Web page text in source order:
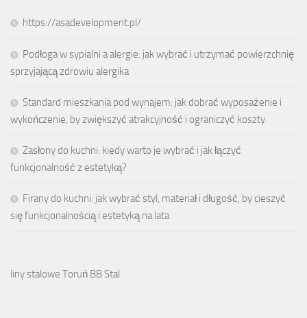
https://asadevelopment.pl/
Podłoga w sypialni a alergie: jak wybrać i utrzymać powierzchnię
sprzyjającą zdrowiu alergika
Standard mieszkania pod wynajem: jak dobrać wyposażenie i
wykończenie, by zwiększyć atrakcyjność i ograniczyć koszty
Zasłony do kuchni: kiedy warto je wybrać i jak łączyć
funkcjonalność z estetyką?
Firany do kuchni: jak wybrać styl, materiał i długość, by cieszyć
się funkcjonalnością i estetyką na lata
liny stalowe Toruń BB Stal